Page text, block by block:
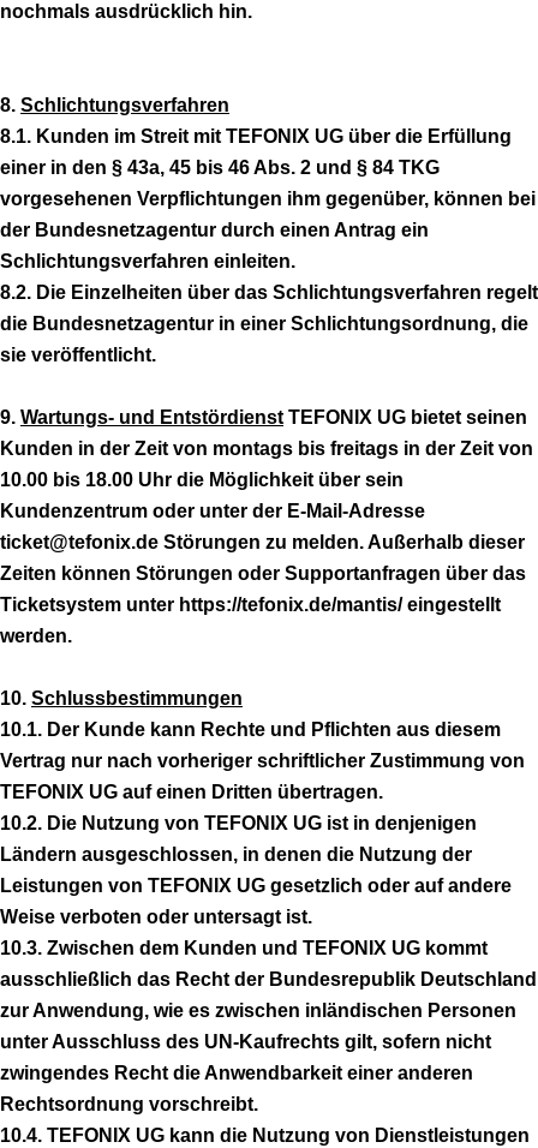
nochmals ausdrücklich hin.
8. Schlichtungsverfahren
8.1. Kunden im Streit mit TEFONIX UG über die Erfüllung
einer in den § 43a, 45 bis 46 Abs. 2 und § 84 TKG
vorgesehenen Verpflichtungen ihm gegenüber, können bei
der Bundesnetzagentur durch einen Antrag ein
Schlichtungsverfahren einleiten.
8.2. Die Einzelheiten über das Schlichtungsverfahren regelt
die Bundesnetzagentur in einer Schlichtungsordnung, die
sie veröffentlicht.
9. Wartungs- und Entstördienst TEFONIX UG bietet seinen
Kunden in der Zeit von montags bis freitags in der Zeit von
10.00 bis 18.00 Uhr die Möglichkeit über sein
Kundenzentrum oder unter der E-Mail-Adresse
ticket@tefonix.de Störungen zu melden. Außerhalb dieser
Zeiten können Störungen oder Supportanfragen über das
Ticketsystem unter https://tefonix.de/mantis/ eingestellt
werden.
10. Schlussbestimmungen
10.1. Der Kunde kann Rechte und Pflichten aus diesem
Vertrag nur nach vorheriger schriftlicher Zustimmung von
TEFONIX UG auf einen Dritten übertragen.
10.2. Die Nutzung von TEFONIX UG ist in denjenigen
Ländern ausgeschlossen, in denen die Nutzung der
Leistungen von TEFONIX UG gesetzlich oder auf andere
Weise verboten oder untersagt ist.
10.3. Zwischen dem Kunden und TEFONIX UG kommt
ausschließlich das Recht der Bundesrepublik Deutschland
zur Anwendung, wie es zwischen inländischen Personen
unter Ausschluss des UN-Kaufrechts gilt, sofern nicht
zwingendes Recht die Anwendbarkeit einer anderen
Rechtsordnung vorschreibt.
10.4. TEFONIX UG kann die Nutzung von Dienstleistungen